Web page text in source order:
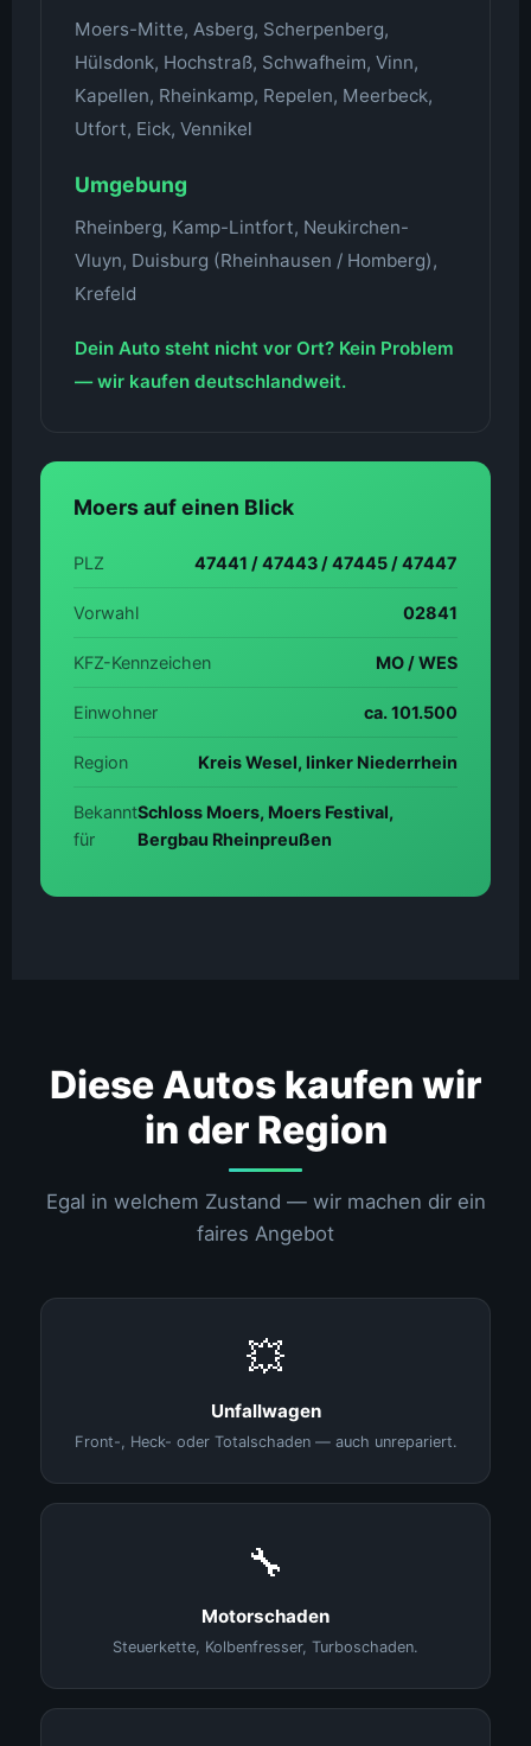
Moers-Mitte, Asberg, Scherpenberg,
Hülsdonk, Hochstraß, Schwafheim, Vinn,
Kapellen, Rheinkamp, Repelen, Meerbeck,
Utfort, Eick, Vennikel
Umgebung
Rheinberg, Kamp-Lintfort, Neukirchen-
Vluyn, Duisburg (Rheinhausen / Homberg),
Krefeld
Dein Auto steht nicht vor Ort? Kein Problem
— wir kaufen deutschlandweit.
Moers auf einen Blick
PLZ 47441 / 47443 / 47445 / 47447
Vorwahl 02841
KFZ-Kennzeichen MO / WES
Einwohner ca. 101.500
Region Kreis Wesel, linker Niederrhein
Bekannt
für
Schloss Moers, Moers Festival,
Bergbau Rheinpreußen
Diese Autos kaufen wir
in der Region
Egal in welchem Zustand — wir machen dir ein
faires Angebot
💥
Unfallwagen
Front-, Heck- oder Totalschaden — auch unrepariert.
🔧
Motorschaden
Steuerkette, Kolbenfresser, Turboschaden.